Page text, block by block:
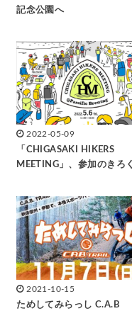
記念公園へ
2022-05-09
「CHIGASAKI HIKERS
MEETING」、参加のきろく
2021-10-15
ためしてみらっし C.A.B